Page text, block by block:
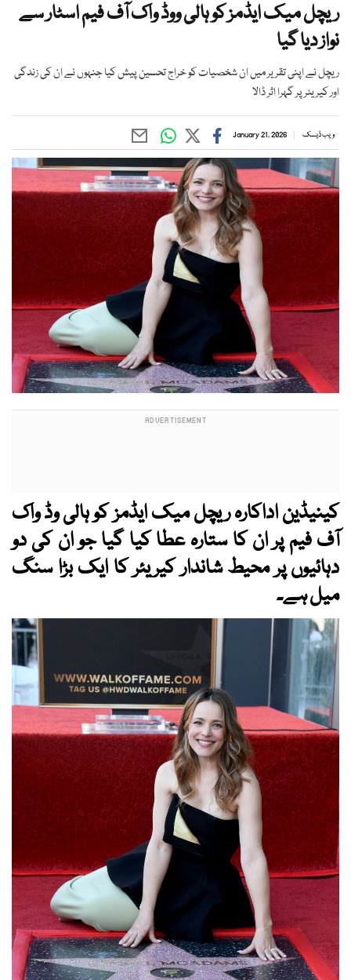
ریچل میک ایڈمز کو ہالی ووڈ واک آف فیم اسٹار سے
نواز دیا گیا
ریچل نے اپنی تقریر میں ان شخصیات کو خراج تحسین پیش کیا جنہوں نے ان کی زندگی
اور کیریئر پر گہرا اثر ڈالا
ویب ڈیسک January 21, 2026
کینیڈین اداکارہ ریچل میک ایڈمز کو ہالی وڈ واک
آف فیم پر ان کا ستارہ عطا کیا گیا جو ان کی دو
دہائیوں پر محیط شاندار کیریئر کا ایک بڑا سنگ
میل ہے۔